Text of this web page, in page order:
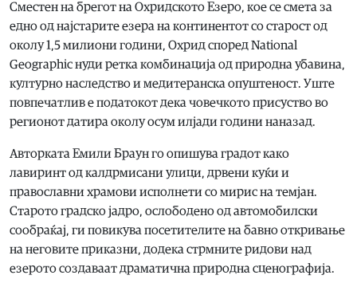
Сместен на брегот на Охридското Езеро, кое се смета за
едно од најстарите езера на континентот со старост од
околу 1,5 милиони години, Охрид според National
Geographic нуди ретка комбинација од природна убавина,
културно наследство и медитеранска опуштеност. Уште
повпечатлив е податокот дека човечкото присуство во
регионот датира околу осум илјади години наназад.
Авторката Емили Браун го опишува градот како
лавиринт од калдрмисани улици, дрвени куќи и
православни храмови исполнети со мирис на темјан.
Старото градско јадро, ослободено од автомобилски
сообраќај, ги повикува посетителите на бавно откривање
на неговите приказни, додека стрмните ридови над
езерото создаваат драматична природна сценографија.